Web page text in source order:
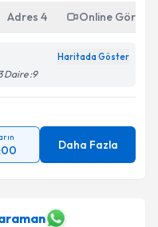
Adres 4 Online
Haritada Göster
Daire :9
Daha Fazla